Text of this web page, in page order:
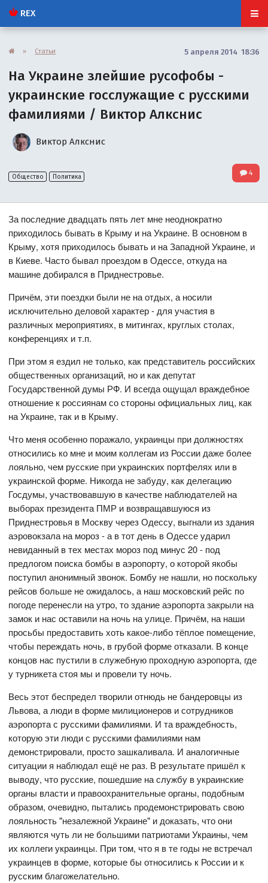
REX
» Статьи 5 апреля 2014 18:36
На Украине злейшие русофобы -
украинские госслужащие с русскими
фамилиями / Виктор Алкснис
Виктор Алкснис
Общество Политика 4
За последние двадцать пять лет мне неоднократно
приходилось бывать в Крыму и на Украине. В основном в
Крыму, хотя приходилось бывать и на Западной Украине, и
в Киеве. Часто бывал проездом в Одессе, откуда на
машине добирался в Приднестровье.
Причём, эти поездки были не на отдых, а носили
исключительно деловой характер - для участия в
различных мероприятиях, в митингах, круглых столах,
конференциях и т.п.
При этом я ездил не только, как представитель российских
общественных организаций, но и как депутат
Государственной думы РФ. И всегда ощущал враждебное
отношение к россиянам со стороны официальных лиц, как
на Украине, так и в Крыму.
Что меня особенно поражало, украинцы при должностях
относились ко мне и моим коллегам из России даже более
лояльно, чем русские при украинских портфелях или в
украинской форме. Никогда не забуду, как делегацию
Госдумы, участвовавшую в качестве наблюдателей на
выборах президента ПМР и возвращавшуюся из
Приднестровья в Москву через Одессу, выгнали из здания
аэровокзала на мороз - а в тот день в Одессе ударил
невиданный в тех местах мороз под минус 20 - под
предлогом поиска бомбы в аэропорту, о которой якобы
поступил анонимный звонок. Бомбу не нашли, но поскольку
рейсов больше не ожидалось, а наш московский рейс по
погоде перенесли на утро, то здание аэропорта закрыли на
замок и нас оставили на ночь на улице. Причём, на наши
просьбы предоставить хоть какое-либо тёплое помещение,
чтобы переждать ночь, в грубой форме отказали. В конце
концов нас пустили в служебную проходную аэропорта, где
у турникета стоя мы и провели ту ночь.
Весь этот беспредел творили отнюдь не бандеровцы из
Львова, а люди в форме милиционеров и сотрудников
аэропорта с русскими фамилиями. И та враждебность,
которую эти люди с русскими фамилиями нам
демонстрировали, просто зашкаливала. И аналогичные
ситуации я наблюдал ещё не раз. В результате пришёл к
выводу, что русские, пошедшие на службу в украинские
органы власти и правоохранительные органы, подобным
образом, очевидно, пытались продемонстрировать свою
лояльность "незалежной Украине" и доказать, что они
являются чуть ли не большими патриотами Украины, чем
их коллеги украинцы. При том, что я в те годы не встречал
украинцев в форме, которые бы относились к России и к
русским благожелательно.